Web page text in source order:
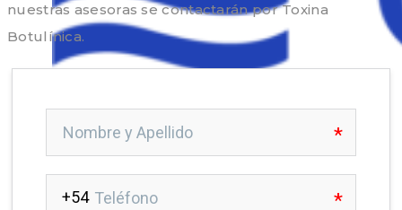
HOME
CLÍNICA
CIRUGÍA PLÁSTICA
nuestras asesoras se contactarán por Toxina
Botulínica.